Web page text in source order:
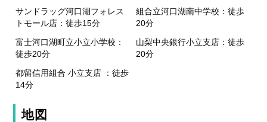
サンドラッグ河口湖フォレス
トモール店：徒歩15分
組合立河口湖南中学校：徒歩
20分
富士河口湖町立小立小学校：
徒歩20分
山梨中央銀行小立支店：徒歩
20分
都留信用組合 小立支店 ：徒歩
14分
地図